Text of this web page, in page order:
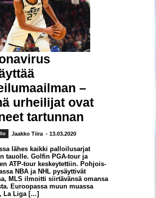
–
urheilijat ovat
tartunnan
Jaakko Tiira - 13.03.2020
lähes kaikki palloilusarjat
tauolle. Golfin PGA-tour ja
ATP-tour keskeytettiin. Pohjois-
NBA ja NHL pysäyttivät
MLS ilmoitti siirtävänsä omansa
Euroopassa muun muassa
La Liga […]